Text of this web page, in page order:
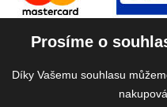
Prosíme o
Díky Vašemu souhlasu